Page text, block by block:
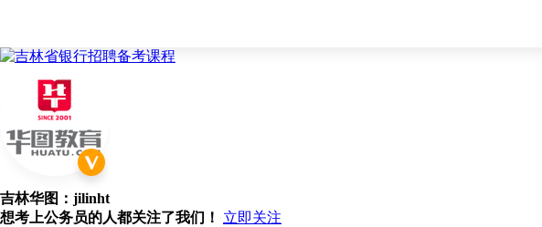
吉林华图：jilinht
想考上公务员的人都关注了我们！
立即关注